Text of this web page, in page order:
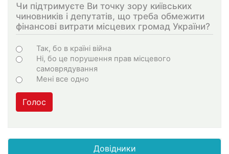
Чи підтримуєте Ви точку зору київських
чиновників і депутатів, що треба обмежити
фінансові витрати місцевих громад України?
Варіанти
Так, бо в країні війна
Ні, бо це порушення прав місцевого
самоврядування
Мені все одно
Голос
Довідники